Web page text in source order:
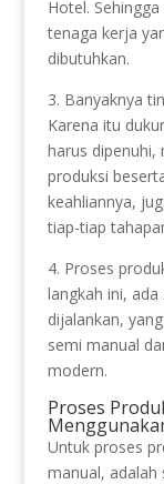
Hotel.
tenaga kerja
dibutuhkan.
3. Banyaknya
Karena itu
harus dipenuhi,
produksi
keahliannya,
tiap-tiap
4. Proses
langkah ini,
dijalankan,
semi manual
modern.
Proses
Untuk proses
manual, adalah